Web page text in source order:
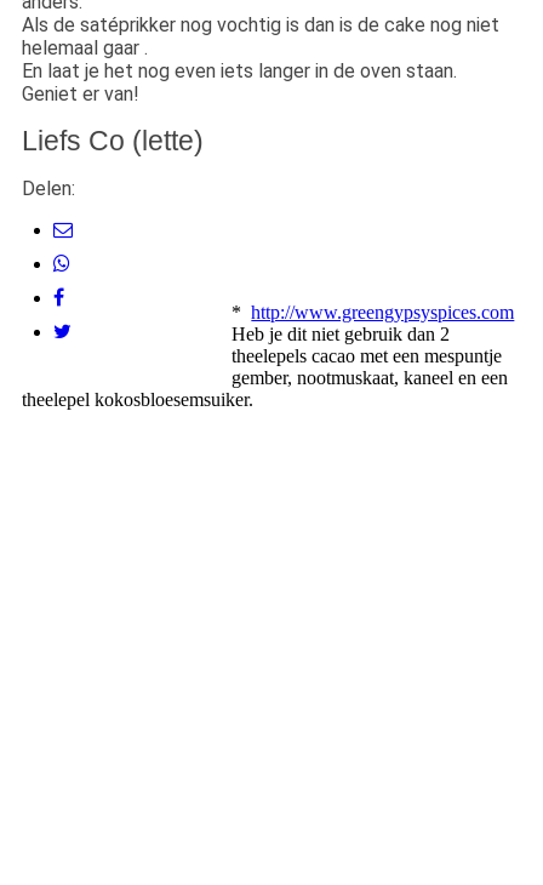
Als de satéprikker nog vochtig is dan is de cake nog niet
helemaal gaar .
En laat je het nog even iets langer in de oven staan.
Geniet er van!
Liefs Co (lette)
Delen:
*http://www.greengypsyspices.com
Heb je dit niet gebruik dan 2
theelepels cacao met een mespuntje
gember, nootmuskaat, kaneel en een
theelepel kokosbloesemsuiker.